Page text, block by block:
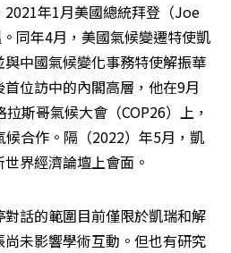
年1月美國總統拜登（Joe
同年4月，美國氣候變遷特使凱
中國氣候變化事務特使解振華
位訪中的內閣高層，他在9月
斯哥氣候大會（COP26）上，
候合作。隔（2022）年5月，凱
界經濟論壇上會面。
話的範圍目前僅限於凱瑞和解
未影響學術互動。但也有研究